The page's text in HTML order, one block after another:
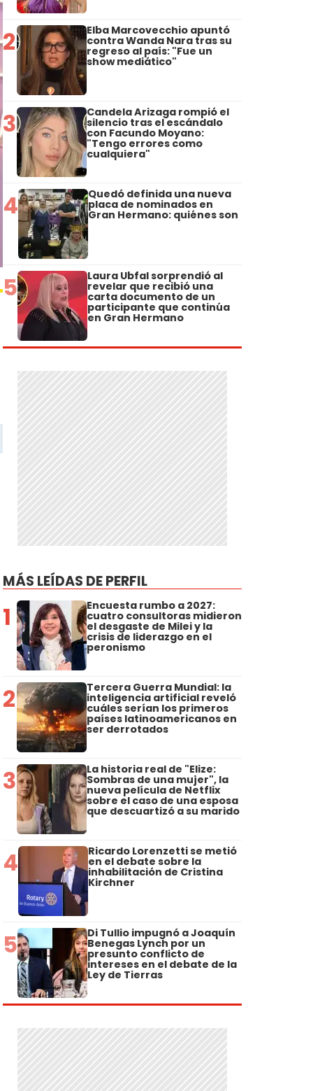
2 Elba Marcovecchio apuntó
contra Wanda Nara tras su
regreso al país: "Fue un
show mediático"
3 Candela Arizaga rompió el
silencio tras el escándalo
con Facundo Moyano:
"Tengo errores como
cualquiera"
4 Quedó definida una nueva
placa de nominados en
Gran Hermano: quiénes son
5 Laura Ubfal sorprendió al
revelar que recibió una
carta documento de un
participante que continúa
en Gran Hermano
MÁS LEÍDAS DE PERFIL
1 Encuesta rumbo a 2027:
cuatro consultoras midieron
el desgaste de Milei y la
crisis de liderazgo en el
peronismo
2 Tercera Guerra Mundial: la
inteligencia artificial reveló
cuáles serían los primeros
países latinoamericanos en
ser derrotados
3 La historia real de "Elize:
Sombras de una mujer", la
nueva película de Netflix
sobre el caso de una esposa
que descuartizó a su marido
4 Ricardo Lorenzetti se metió
en el debate sobre la
inhabilitación de Cristina
Kirchner
5 Di Tullio impugnó a Joaquín
Benegas Lynch por un
presunto conflicto de
intereses en el debate de la
Ley de Tierras